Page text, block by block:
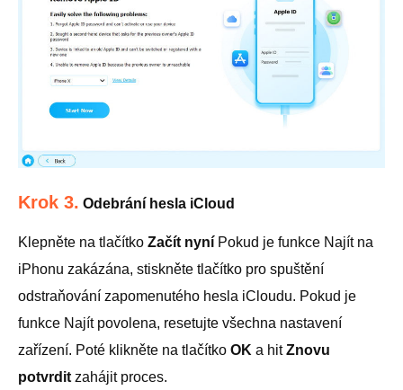
Krok 3. Odebrání hesla iCloud
Klepněte na tlačítko Začít nyní Pokud je funkce Najít na
iPhonu zakázána, stiskněte tlačítko pro spuštění
odstraňování zapomenutého hesla iCloudu. Pokud je
funkce Najít povolena, resetujte všechna nastavení
zařízení. Poté klikněte na tlačítko OK a hitZnovu
potvrdit zahájit proces.